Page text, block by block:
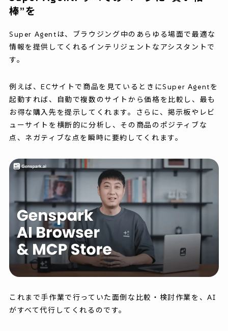
棒”を
Super Agentは、ブラウジング中のあらゆる場面で最適な
情報を提供してくれるインテリジェントなアシスタントで
す。
例えば、ECサイトで商品を見ているときにSuper Agentを
起動すれば、自動で複数のサイトから価格を比較し、最も
お得な購入先を提示してくれます。さらに、掲示板やレビ
ューサイトを横断的に分析し、その商品のポジティブな
点、ネガティブな点を瞬時に要約してくれます。
これまで手作業で行っていた面倒な比較・検討作業を、AI
がすべて代行してくれるのです。